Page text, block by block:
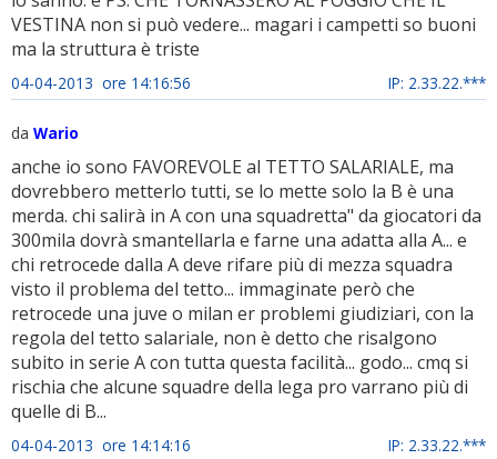
VESTINA non si può vedere... magari i campetti so buoni
ma la struttura è triste
04-04-2013 ore 14:16:56 IP: 2.33.22.***
da Wario
anche io sono FAVOREVOLE al TETTO SALARIALE, ma
dovrebbero metterlo tutti, se lo mette solo la B è una
merda. chi salirà in A con una squadretta" da giocatori da
300mila dovrà smantellarla e farne una adatta alla A... e
chi retrocede dalla A deve rifare più di mezza squadra
visto il problema del tetto... immaginate però che
retrocede una juve o milan er problemi giudiziari, con la
regola del tetto salariale, non è detto che risalgono
subito in serie A con tutta questa facilità... godo... cmq si
rischia che alcune squadre della lega pro varrano più di
quelle di B...
04-04-2013 ore 14:14:16 IP: 2.33.22.***